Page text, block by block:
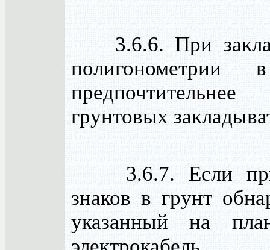
3.6.6. При
полигонометрии
грунтовых
3.6.7. Если при
знаков в грунт
указанный на